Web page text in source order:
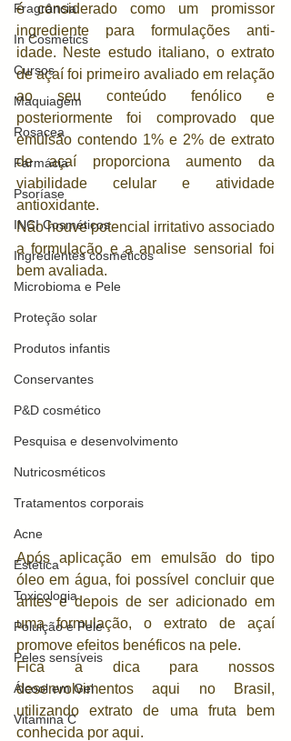
Fragrância
In Cosmetics
Cursos
Maquiagem
Rosacea
Farmácia
Psoríase
INCI Cosméticos
Ingredientes cosméticos
Microbioma e Pele
Proteção solar
Produtos infantis
Conservantes
P&D cosmético
Pesquisa e desenvolvimento
Nutricosméticos
Tratamentos corporais
Acne
Estética
Toxicologia
Poluição e Pele
Peles sensíveis
Álcool em Gel
Vitamina C
é considerado como um promissor
ingrediente para formulações anti-
idade. Neste estudo italiano, o extrato
de açaí foi primeiro avaliado em relação
ao seu conteúdo fenólico e
posteriormente foi comprovado que
emulsão contendo 1% e 2% de extrato
de açaí proporciona aumento da
viabilidade celular e atividade
antioxidante.
Não houve potencial irritativo associado
a formulação e a analise sensorial foi
bem avaliada.
Após aplicação em emulsão do tipo
óleo em água, foi possível concluir que
antes e depois de ser adicionado em
uma formulação, o extrato de açaí
promove efeitos benéficos na pele.
Fica a dica para nossos
desenvolvimentos aqui no Brasil,
utilizando extrato de uma fruta bem
conhecida por aqui.